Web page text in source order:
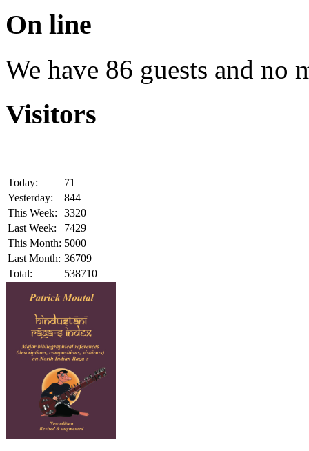
On line
We have 86 guests and no
Visitors
Today:
71
Yesterday:
844
This Week:
3320
Last Week:
7429
This Month: 5000
Last Month: 36709
Total:
538710